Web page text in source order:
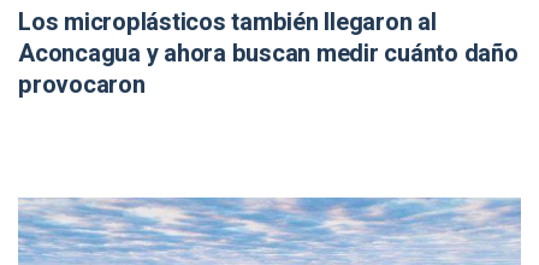
Los microplásticos también llegaron al
Aconcagua y ahora buscan medir cuánto daño
provocaron